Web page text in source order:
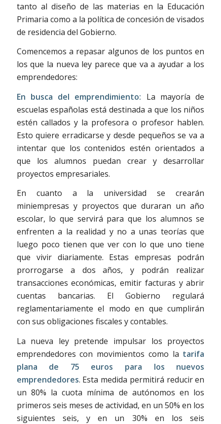
tanto al diseño de las materias en la Educación
Primaria como a la política de concesión de visados
de residencia del Gobierno.
Comencemos a repasar algunos de los puntos en
los que la nueva ley parece que va a ayudar a los
emprendedores:
En busca del emprendimiento: La mayoría de
escuelas españolas está destinada a que los niños
estén callados y la profesora o profesor hablen.
Esto quiere erradicarse y desde pequeños se va a
intentar que los contenidos estén orientados a
que los alumnos puedan crear y desarrollar
proyectos empresariales.
En cuanto a la universidad se crearán
miniempresas y proyectos que duraran un año
escolar, lo que servirá para que los alumnos se
enfrenten a la realidad y no a unas teorías que
luego poco tienen que ver con lo que uno tiene
que vivir diariamente. Estas empresas podrán
prorrogarse a dos años, y podrán realizar
transacciones económicas, emitir facturas y abrir
cuentas bancarias. El Gobierno regulará
reglamentariamente el modo en que cumplirán
con sus obligaciones fiscales y contables.
La nueva ley pretende impulsar los proyectos
emprendedores con movimientos como la tarifa
plana de 75 euros para los nuevos
emprendedores. Esta medida permitirá reducir en
un 80% la cuota mínima de autónomos en los
primeros seis meses de actividad, en un 50% en los
siguientes seis, y en un 30% en los seis